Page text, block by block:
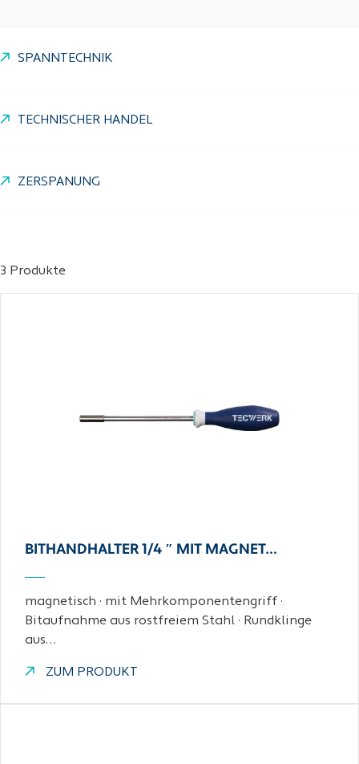
SPANNTECHNIK
TECHNISCHER HANDEL
ZERSPANUNG
3 Produkte
BITHANDHALTER 1/4 ″ MIT MAGNET…
magnetisch · mit Mehrkomponentengriff ·
Bitaufnahme aus rostfreiem Stahl · Rundklinge
aus…
ZUM PRODUKT